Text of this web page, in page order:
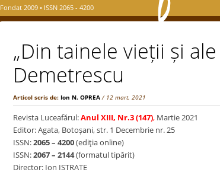
Fondat 2009 • ISSN 2065 - 4200
„Din tainele vieții și
Demetrescu
Articol scris de: Ion N. OPREA / 12 mart. 2021
Revista Luceafărul:Anul XIII, Nr.3 (147),Martie 2021
Editor: Agata, Botoșani, str. 1 Decembrie nr. 25
ISSN:2065 – 4200(ediţia online)
ISSN:2067 – 2144(formatul tipărit)
Director: Ion ISTRATE